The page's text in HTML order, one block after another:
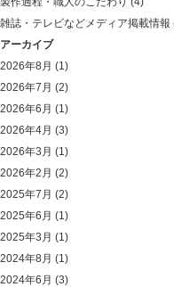
雑誌・テレビなどメディア掲載情報
アーカイブ
2026年8月 (1)
2026年7月 (2)
2026年6月 (1)
2026年4月 (3)
2026年3月 (1)
2026年2月 (2)
2025年7月 (2)
2025年6月 (1)
2025年3月 (1)
2024年8月 (1)
2024年6月 (3)